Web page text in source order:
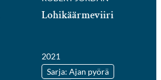
Lohikäärmeviiri
2021
Sarja: Ajan pyörä